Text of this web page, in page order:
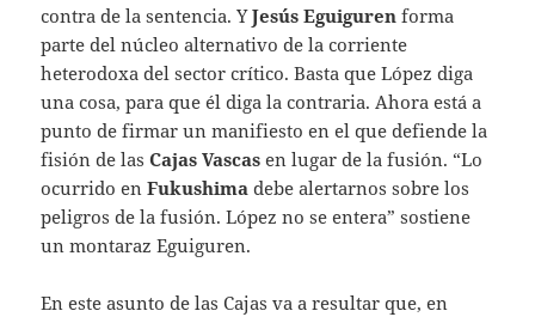
contra de la sentencia. YJesús Eguiguren forma
parte del núcleo alternativo de la corriente
heterodoxa del sector crítico. Basta que López diga
una cosa, para que él diga la contraria. Ahora está a
punto de firmar un manifiesto en el que defiende la
fisión de lasCajas Vascas en lugar de la fusión. “Lo
ocurrido enFukushima debe alertarnos sobre los
peligros de la fusión. López no se entera” sostiene
un montaraz Eguiguren.
En este asunto de las Cajas va a resultar que, en